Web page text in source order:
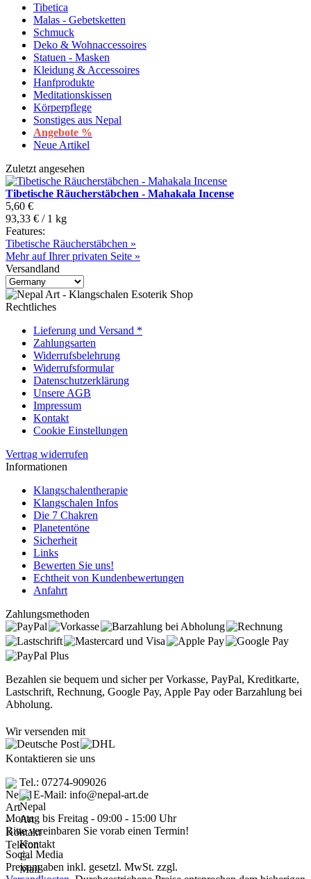
Tibetica
Malas - Gebetsketten
Schmuck
Deko & Wohnaccessoires
Statuen - Masken
Kleidung & Accessoires
Hanfprodukte
Meditationskissen
Körperpflege
Sonstiges aus Nepal
Angebote %
Neue Artikel
Zuletzt angesehen
Tibetische Räucherstäbchen - Mahakala Incense
5,60 €
93,33 € / 1 kg
Features:
Tibetische Räucherstäbchen »
Mehr auf Ihrer privaten Seite »
Versandland
Rechtliches
Lieferung und Versand *
Zahlungsarten
Widerrufsbelehrung
Widerrufsformular
Datenschutzerklärung
Unsere AGB
Impressum
Kontakt
Cookie Einstellungen
Vertrag widerrufen
Informationen
Klangschalentherapie
Klangschalen Infos
Die 7 Chakren
Planetentöne
Sicherheit
Links
Bewerten Sie uns!
Echtheit von Kundenbewertungen
Anfahrt
Zahlungsmethoden
Bezahlen sie bequem und sicher per Vorkasse, PayPal, Kreditkarte,
Lastschrift, Rechnung, Google Pay, Apple Pay oder Barzahlung bei
Abholung.
Wir versenden mit
Kontaktieren sie uns
Tel.: 07274-909026
E-Mail: info@nepal-art.de
Montag bis Freitag - 09:00 - 15:00 Uhr
Bitte vereinbaren Sie vorab einen Termin!
Social Media
Preisangaben inkl. gesetzl. MwSt. zzgl.